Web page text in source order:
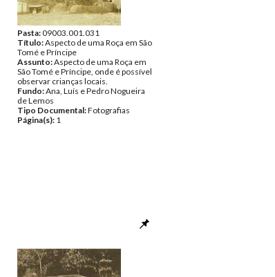
Pasta:09003.001.031
Título:Aspecto de uma Roça em São
Tomé e Príncipe
Assunto:Aspecto de uma Roça em
São Tomé e Príncipe, onde é possível
observar crianças locais.
Fundo:Ana, Luís e Pedro Nogueira
de Lemos
Tipo Documental:Fotografias
Página(s): 1